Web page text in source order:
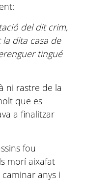
del dit crim,
dita casa de
tingué
ni rastre de la
que es
a finalitzar
fou
morí aixafat
anys i